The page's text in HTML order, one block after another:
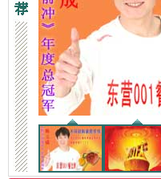
无
锦华-
垦利
聊城
二郞
富老
廣囍
盖氏
河丰